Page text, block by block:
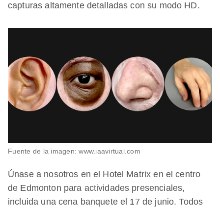
capturas altamente detalladas con su modo HD.
Fuente de la imagen: www.iaavirtual.com
Únase a nosotros en el Hotel Matrix en el centro
de Edmonton para actividades presenciales,
incluida una cena banquete el 17 de junio. Todos